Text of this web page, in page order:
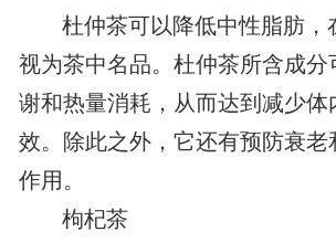
杜仲茶可以降低中性脂肪，
视为茶中名品。杜仲茶所含成分
谢和热量消耗，从而达到减少体
效。除此之外，它还有预防衰老
作用。
枸杞茶